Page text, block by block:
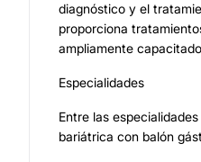
diagnóstico y el
proporciona
ampliamente
Especialidades
Entre las
bariátrica con balón